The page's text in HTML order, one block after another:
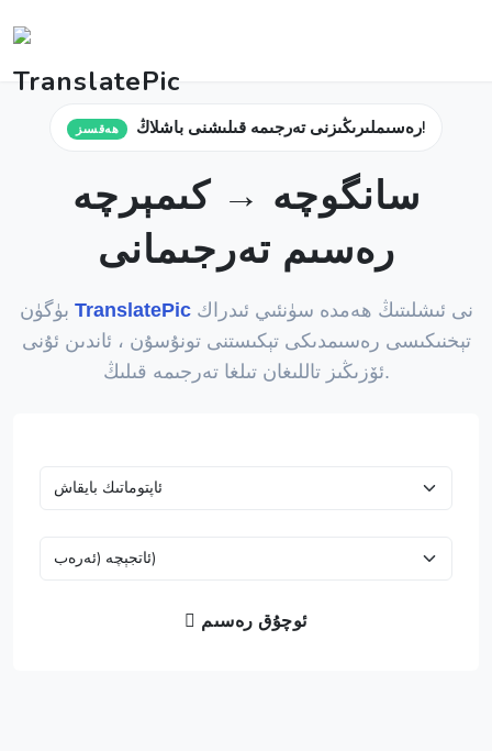
ھەقسىز رەسىملىرىڭىزنى تەرجىمە قىلىشنى باشلاڭ!
سانگوچە → كىمېرچە
رەسىم تەرجىمانى
TranslatePicنى ئىشلىتىڭ ھەمدە سۈنئىي ئىدراك
تېخنىكىسى رەسىمدىكى تېكىستنى تونۇسۇن ، ئاندىن ئۇنى
ئۆزىڭىز تاللىغان تىلغا تەرجىمە قىلىڭ.
ئوچۇق رەسىم